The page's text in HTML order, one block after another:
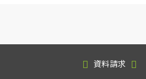
資料請求